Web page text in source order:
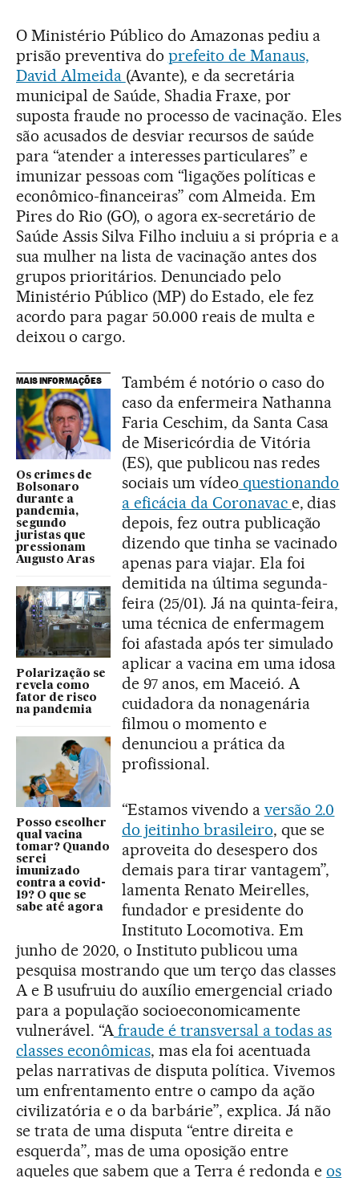
O Ministério Público do Amazonas pediu a
prisão preventiva do prefeito de Manaus,
David Almeida (Avante), e da secretária
municipal de Saúde, Shadia Fraxe, por
suposta fraude no processo de vacinação. Eles
são acusados de desviar recursos de saúde
para “atender a interesses particulares” e
imunizar pessoas com “ligações políticas e
econômico-financeiras” com Almeida. Em
Pires do Rio (GO), o agora ex-secretário de
Saúde Assis Silva Filho incluiu a si própria e a
sua mulher na lista de vacinação antes dos
grupos prioritários. Denunciado pelo
Ministério Público (MP) do Estado, ele fez
acordo para pagar 50.000 reais de multa e
deixou o cargo.
MAIS INFORMAÇÕES
Os crimes de
Bolsonaro
durante a
pandemia,
segundo
juristas que
pressionam
Augusto Aras
Polarização se
revela como
fator de risco
na pandemia
Posso escolher
qual vacina
tomar? Quando
serei
imunizado
contra a covid-
19? O que se
sabe até agora
Também é notório o caso do
caso da enfermeira Nathanna
Faria Ceschim, da Santa Casa
de Misericórdia de Vitória
(ES), que publicou nas redes
sociais um vídeo questionando
a eficácia da Coronavac e, dias
depois, fez outra publicação
dizendo que tinha se vacinado
apenas para viajar. Ela foi
demitida na última segunda-
feira (25/01). Já na quinta-feira,
uma técnica de enfermagem
foi afastada após ter simulado
aplicar a vacina em uma idosa
de 97 anos, em Maceió. A
cuidadora da nonagenária
filmou o momento e
denunciou a prática da
profissional.
“Estamos vivendo a versão 2.0
do jeitinho brasileiro, que se
aproveita do desespero dos
demais para tirar vantagem”,
lamenta Renato Meirelles,
fundador e presidente do
Instituto Locomotiva. Em
junho de 2020, o Instituto publicou uma
pesquisa mostrando que um terço das classes
A e B usufruiu do auxílio emergencial criado
para a população socioeconomicamente
vulnerável. “Afraude é transversal a todas as
classes econômicas, mas ela foi acentuada
pelas narrativas de disputa política. Vivemos
um enfrentamento entre o campo da ação
civilizatória e o da barbárie”, explica. Já não
se trata de uma disputa “entre direita e
esquerda”, mas de uma oposição entre
aqueles que sabem que a Terra é redonda eos